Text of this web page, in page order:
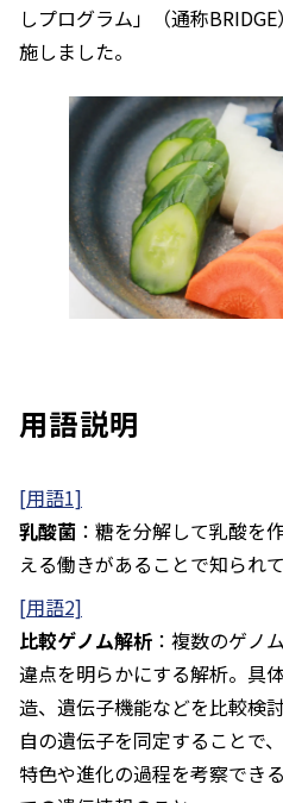
しプログラム」（通称
施しました。
用語説明
[用語1]
乳酸菌 ：糖を分解して乳酸を
える働きがあることで知られて
[用語2]
比較ゲノム解析 ：複数のゲノ
違点を明らかにする解析。具
造、遺伝子機能などを比較検
自の遺伝子を同定することで
特色や進化の過程を考察でき